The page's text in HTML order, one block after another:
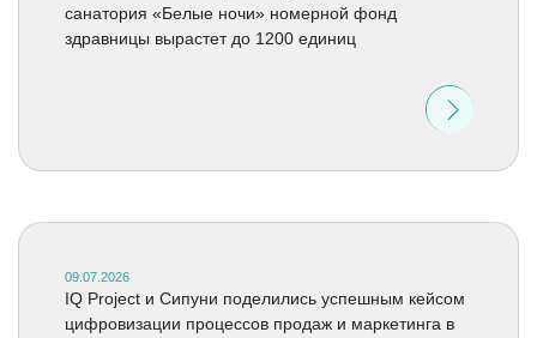
санатория «Белые ночи» номерной фонд
здравницы вырастет до 1200 единиц
09.07.2026
IQ Project и Сипуни поделились успешным кейсом
цифровизации процессов продаж и маркетинга в